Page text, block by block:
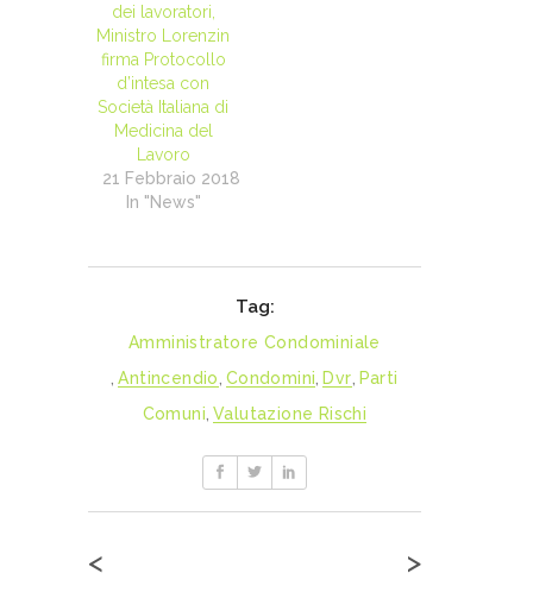
dei lavoratori,
Ministro Lorenzin
firma Protocollo
d’intesa con
Società Italiana di
Medicina del
Lavoro
21 Febbraio 2018
In "News"
Tag:
Amministratore Condominiale
Antincendio Condomini Dvr Parti
Comuni Valutazione Rischi
< >